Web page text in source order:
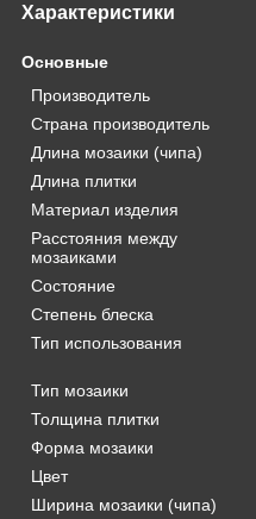
Характеристики
Основные
Производитель
Страна производитель
Длина мозаики (чипа)
Длина плитки
Материал изделия
Расстояния между
мозаиками
Состояние
Степень блеска
Тип использования
Тип мозаики
Толщина плитки
Форма мозаики
Цвет
Ширина мозаики (чипа)